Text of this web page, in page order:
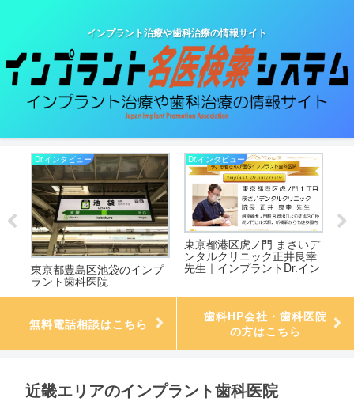
インプラント治療や歯科治療の情報サイト
Dr.インタビュー
東京都豊島区池袋のインプ
ラント歯科医院
Dr.インタビュー
東京都港区虎ノ門 まさいデ
ンタルクリニック正井良幸
先生｜インプラントDr.イン
無料電話相談はこちら
歯科HP会社・歯科医院
の方はこちら
近畿エリアのインプラント歯科医院